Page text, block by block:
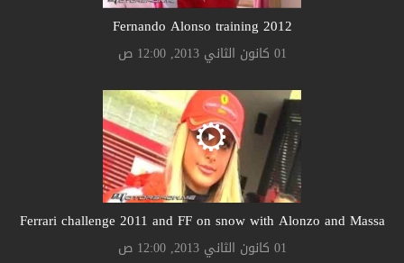
Fernando Alonso training 2012
01 كانون الثاني 2013, 12:00 ص
Ferrari challenge 2011 and FF on snow with Alonzo and Massa
01 كانون الثاني 2013, 12:00 ص